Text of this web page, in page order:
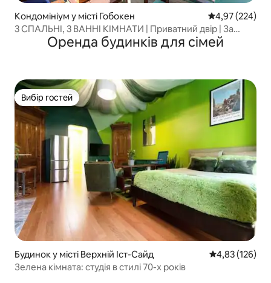
Кондомініум у місті Гобокен Середня
4,97 (224)
3 СПАЛЬНІ, 3 ВАННІ КІМНАТИ | Приватний двір | За
кілька хвилин до NJ Transit і Нью-Йорка
Оренда будинків для сімей
Вибір гостей
Вибір гостей
Будинок у місті Верхній Іст-Сайд Середня
4,83 (126)
Зелена кімната: студія в стилі 70-х років